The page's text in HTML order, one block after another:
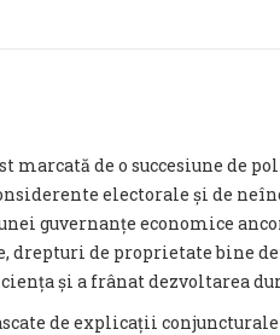
marcată de o succesiune de
electorale și de
guvernanțe economice
drepturi de proprietate bine
și a frânat dezvoltarea
de explicații